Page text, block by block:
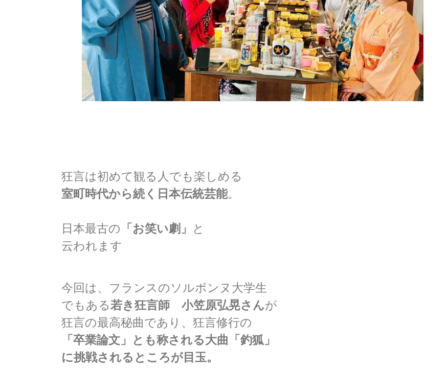
狂言は初めて観る人でも楽しめる
室町時代から続く日本伝統芸能。
日本最古の 「お笑い劇」 と
云われます
今回は、フランスのソルボンヌ大学生
でもある若き狂言師 小笠原弘晃さんが
狂言の最高秘曲であり、狂言修行の
「卒業論文」とも称される大曲「釣狐」
に挑戦されるところが目玉。